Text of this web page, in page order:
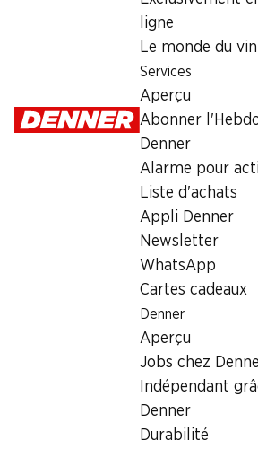
ligne
Le monde du vin
Services
Aperçu
Abonner
Denner
Alarme pour
Liste d'achats
Appli Denner
Newsletter
WhatsApp
Cartes cadeaux
Denner
Aperçu
Jobs chez
Indépendant
Denner
Durabilité
Samedi
Heures d'ouverture
Retrait d'espèces
postale / M-Card